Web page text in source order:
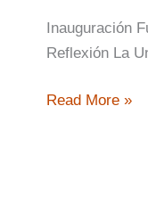
Inauguración
Reflexión La
Inauguración
Read More »